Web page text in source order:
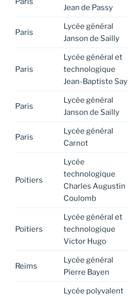
Jean de Passy
Paris
Lycée général
Janson de Sailly
Paris
Lycée général et
technologique
Jean-Baptiste Say
Paris
Lycée général
Janson de Sailly
Paris
Lycée général
Carnot
Poitiers
Lycée
technologique
Charles Augustin
Coulomb
Poitiers
Lycée général et
technologique
Victor Hugo
Reims
Lycée général
Pierre Bayen
Lycée polyvalent